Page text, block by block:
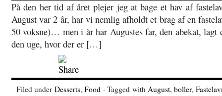
På den her tid af året plejer jeg at bage et hav af
August var 2 år, har vi nemlig afholdt et brag af en
50 voksne)… men i år har Augustes far, den abekat, lagt
den uge, hvor der er […]
Filed under Desserts,Food · Tagged with August,boller,